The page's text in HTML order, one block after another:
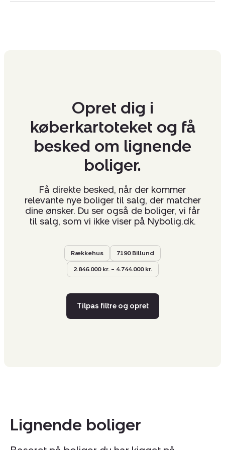
Opret dig i
køberkartoteket og få
besked om lignende
boliger.
Få direkte besked, når der kommer
relevante nye boliger til salg, der matcher
dine ønsker. Du ser også de boliger, vi får
til salg, som vi ikke viser på Nybolig.dk.
Rækkehus 7190 Billund
2.846.000 kr. – 4.744.000 kr.
Tilpas filtre og opret
Lignende boliger